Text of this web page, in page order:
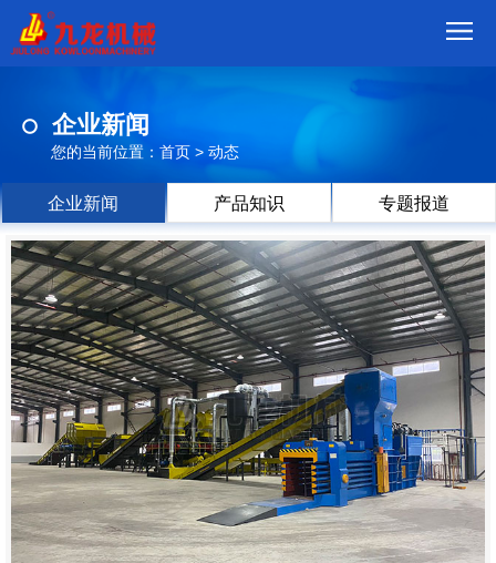
品
视
频
现
场
方
案
动
态联
系
郑
州
市
企业新闻
您的当前位置： 首页 > 动态
企业新闻 产品知识 专题报道